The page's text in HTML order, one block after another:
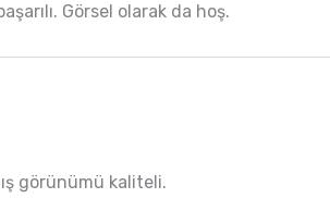
Görsel olarak da hoş.
görünümü kaliteli.